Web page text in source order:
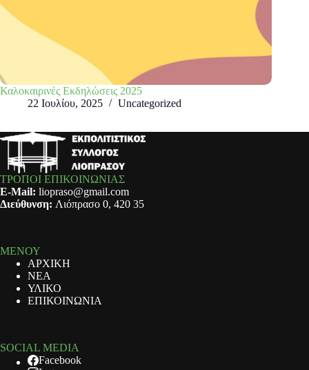
Καλοκαιρινές Εκδηλώσεις 2025
22 Ιουλίου, 2025
Uncategorized
ΤΡΟΠΟΙ ΕΠΙΚΟΙΝΩΝΙΑΣ
E-Mail: liopraso@gmail.com
Διεύθυνση: Λιόπρασο 0, 420 35
ΜΕΝΟΥ
ΑΡΧΙΚΗ
ΝΕΑ
ΥΛΙΚΟ
ΕΠΙΚΟΙΝΩΝΙΑ
SOCIAL MEDIA
Facebook